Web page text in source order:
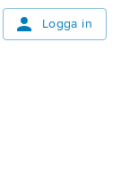
Logga in